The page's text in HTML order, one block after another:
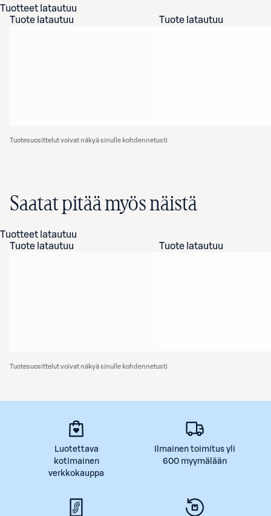
Tuotteet latautuu
Tuote latautuu
Tuote latautuu
Tuotesuosittelut voivat näkyä sinulle kohdennetusti
Saatat pitää myös näistä
Tuotteet latautuu
Tuote latautuu
Tuote latautuu
Tuotesuosittelut voivat näkyä sinulle kohdennetusti
Luotettava
kotimainen
verkkokauppa
Ilmainen toimitus yli
600 myymälään